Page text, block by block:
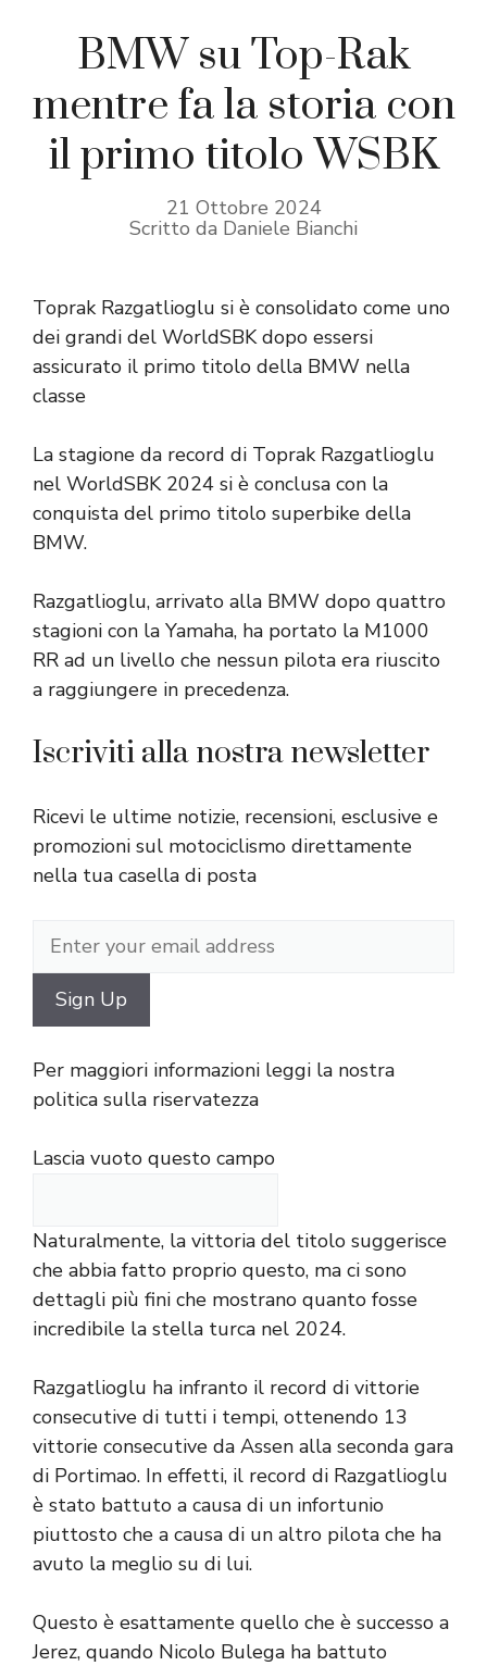
BMW su Top-Rak
mentre fa la storia con
il primo titolo WSBK
21 Ottobre 2024
Scritto da Daniele Bianchi
Toprak Razgatlioglu si è consolidato come uno
dei grandi del WorldSBK dopo essersi
assicurato il primo titolo della BMW nella
classe
La stagione da record di Toprak Razgatlioglu
nel WorldSBK 2024 si è conclusa con la
conquista del primo titolo superbike della
BMW.
Razgatlioglu, arrivato alla BMW dopo quattro
stagioni con la Yamaha, ha portato la M1000
RR ad un livello che nessun pilota era riuscito
a raggiungere in precedenza.
Iscriviti alla nostra newsletter
Ricevi le ultime notizie, recensioni, esclusive e
promozioni sul motociclismo direttamente
nella tua casella di posta
Per maggiori informazioni leggi la nostra
politica sulla riservatezza
Lascia vuoto questo campo
Naturalmente, la vittoria del titolo suggerisce
che abbia fatto proprio questo, ma ci sono
dettagli più fini che mostrano quanto fosse
incredibile la stella turca nel 2024.
Razgatlioglu ha infranto il record di vittorie
consecutive di tutti i tempi, ottenendo 13
vittorie consecutive da Assen alla seconda gara
di Portimao. In effetti, il record di Razgatlioglu
è stato battuto a causa di un infortunio
piuttosto che a causa di un altro pilota che ha
avuto la meglio su di lui.
Questo è esattamente quello che è successo a
Jerez, quando Nicolo Bulega ha battuto